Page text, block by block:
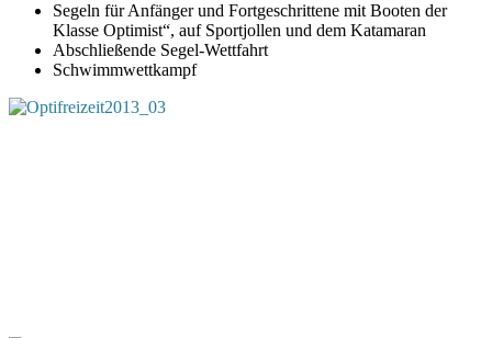
Segeln für Anfänger und Fortgeschrittene mit Booten der
Klasse Optimist“, auf Sportjollen und dem Katamaran
Abschließende Segel-Wettfahrt
Schwimmwettkampf